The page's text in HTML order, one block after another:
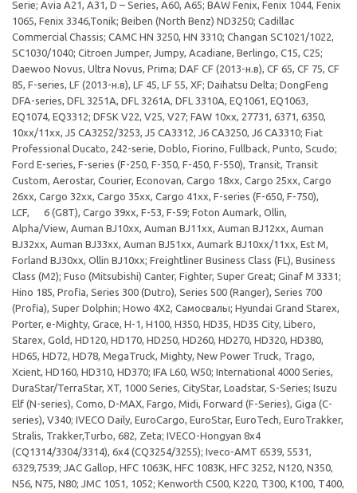
Serie; Avia A21, A31, D – Series, A60, A65; BAW Fenix, Fenix 1044, Fenix
1065, Fenix 3346,Tonik; Beiben (North Benz) ND3250; Cadillac
Commercial Chassis; CAMC HN 3250, HN 3310; Changan SC1021/1022,
SC1030/1040; Citroen Jumper, Jumpy, Acadiane, Berlingo, C15, C25;
Daewoo Novus, Ultra Novus, Prima; DAF CF (2013-н.в), CF 65, CF 75, CF
85, F-series, LF (2013-н.в), LF 45, LF 55, XF; Daihatsu Delta; DongFeng
DFA-series, DFL 3251A, DFL 3261A, DFL 3310A, EQ1061, EQ1063,
EQ1074, EQ3312; DFSK V22, V25, V27; FAW 10xx, 27731, 6371, 6350,
10xx/11xx, J5 CA3252/3253, J5 CA3312, J6 CA3250, J6 CA3310; Fiat
Professional Ducato, 242-serie, Doblo, Fiorino, Fullback, Punto, Scudo;
Ford E-series, F-series (F-250, F-350, F-450, F-550), Transit, Transit
Custom, Aerostar, Courier, Econovan, Cargo 18xx, Cargo 25xx, Cargo
26xx, Cargo 32xx, Cargo 35xx, Cargo 41xx, F-series (F-650, F-750),
LCF, 6 (G8T), Cargo 39xx, F-53, F-59; Foton Aumark, Ollin,
Alpha/View, Auman BJ10xx, Auman BJ11xx, Auman BJ12xx, Auman
BJ32xx, Auman BJ33xx, Auman BJ51xx, Aumark BJ10xx/11xx, Est M,
Forland BJ30xx, Ollin BJ10xx; Freightliner Business Class (FL), Business
Class (M2); Fuso (Mitsubishi) Canter, Fighter, Super Great; Ginaf M 3331;
Hino 185, Profia, Series 300 (Dutro), Series 500 (Ranger), Series 700
(Profia), Super Dolphin; Howo 4X2, Самосвалы; Hyundai Grand Starex,
Porter, e-Mighty, Grace, H-1, H100, H350, HD35, HD35 City, Libero,
Starex, Gold, HD120, HD170, HD250, HD260, HD270, HD320, HD380,
HD65, HD72, HD78, MegaTruck, Mighty, New Power Truck, Trago,
Xcient, HD160, HD310, HD370; IFA L60, W50; International 4000 Series,
DuraStar/TerraStar, XT, 1000 Series, CityStar, Loadstar, S-Series; Isuzu
Elf (N-series), Como, D-MAX, Fargo, Midi, Forward (F-Series), Giga (C-
series), V340; IVECO Daily, EuroCargo, EuroStar, EuroTech, EuroTrakker,
Stralis, Trakker,Turbo, 682, Zeta; IVECO-Hongyan 8x4
(CQ1314/3304/3314), 6x4 (CQ3254/3255); Iveco-АМТ 6539, 5531,
6329,7539; JAC Gallop, HFC 1063K, HFC 1083K, HFC 3252, N120, N350,
N56, N75, N80; JMC 1051, 1052; Kenworth C500, K220, T300, K100, T400,